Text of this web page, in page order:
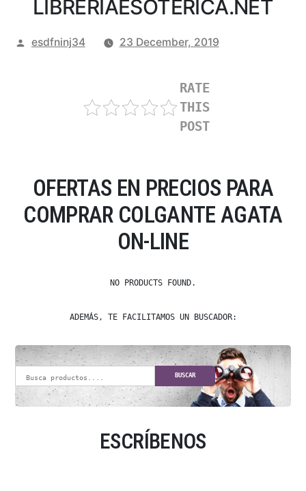
LIBRERIAESOTERICA.NET
Posted
esdfninj34 23 December, 2019
RATE
THIS
POST
OFERTAS EN PRECIOS PARA
COMPRAR COLGANTE AGATA
ON-LINE
NO PRODUCTS FOUND.
ADEMÁS, TE FACILITAMOS UN BUSCADOR:
BUSCAR
ESCRÍBENOS